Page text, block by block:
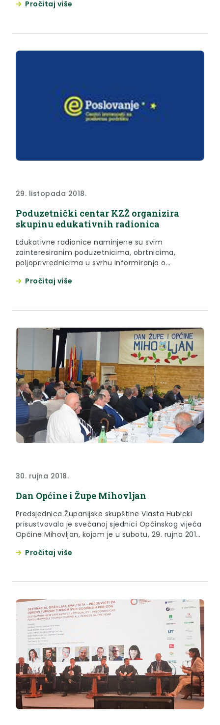
daju zainteresiranoj javnosti na uvid i znanje.
Pročitaj više
29. listopada 2018.
Poduzetnički centar KZŽ organizira
skupinu edukativnih radionica
Edukativne radionice naminjene su svim
zainteresiranim poduzetnicima, obrtnicima,
poljoprivrednicima u svrhu informiranja o
izradi web stranica te trade marketingu i distribuciji
Pročitaj više
30. rujna 2018.
Dan Općine i Župe Mihovljan
Predsjednica Županijske skupštine Vlasta Hubicki
prisustvovala je svečanoj sjednici Općinskog vijeća
Općine Mihovljan, kojom je u subotu, 29. rujna 2018.
Pročitaj više